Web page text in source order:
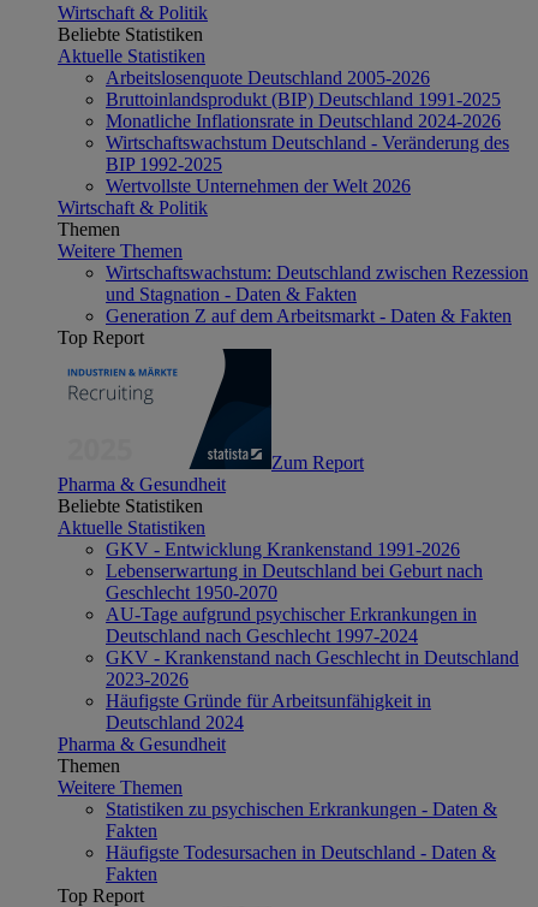
Wirtschaft & Politik
Beliebte Statistiken
Aktuelle Statistiken
Arbeitslosenquote Deutschland 2005-2026
Bruttoinlandsprodukt (BIP) Deutschland 1991-2025
Monatliche Inflationsrate in Deutschland 2024-2026
Wirtschaftswachstum Deutschland - Veränderung des
BIP 1992-2025
Wertvollste Unternehmen der Welt 2026
Wirtschaft & Politik
Themen
Weitere Themen
Wirtschaftswachstum: Deutschland zwischen Rezession
und Stagnation - Daten & Fakten
Generation Z auf dem Arbeitsmarkt - Daten & Fakten
Top Report
Zum Report
Pharma & Gesundheit
Beliebte Statistiken
Aktuelle Statistiken
GKV - Entwicklung Krankenstand 1991-2026
Lebenserwartung in Deutschland bei Geburt nach
Geschlecht 1950-2070
AU-Tage aufgrund psychischer Erkrankungen in
Deutschland nach Geschlecht 1997-2024
GKV - Krankenstand nach Geschlecht in Deutschland
2023-2026
Häufigste Gründe für Arbeitsunfähigkeit in
Deutschland 2024
Pharma & Gesundheit
Themen
Weitere Themen
Statistiken zu psychischen Erkrankungen - Daten &
Fakten
Häufigste Todesursachen in Deutschland - Daten &
Fakten
Top Report